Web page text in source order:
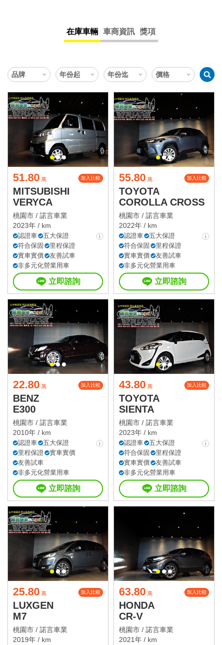
星期四
星期五
星期六
星期日
國定假日營業時間請洽店家確認
在庫車輛 車商資訊 獎項
51.80 萬 加入比較
MITSUBISHI
VERYCA
桃園市 / 諾言車業
2023年 / km
認證車
五大保證
符合保固
里程保證
實車實價
友善試車
非多元化營業用車
立即諮詢
55.80 萬 加入比較
TOYOTA
COROLLA CROSS
桃園市 / 諾言車業
2022年 / km
認證車
五大保證
符合保固
里程保證
實車實價
友善試車
非多元化營業用車
立即諮詢
22.80 萬 加入比較
BENZ
E300
桃園市 / 諾言車業
2010年 / km
認證車
五大保證
里程保證
實車實價
友善試車
非多元化營業用車
立即諮詢
43.80 萬 加入比較
TOYOTA
SIENTA
桃園市 / 諾言車業
2023年 / km
認證車
五大保證
符合保固
里程保證
實車實價
友善試車
非多元化營業用車
立即諮詢
25.80 萬 加入比較
LUXGEN
M7
桃園市 / 諾言車業
2019年 / km
63.80 萬 加入比較
HONDA
CR-V
桃園市 / 諾言車業
2021年 / km